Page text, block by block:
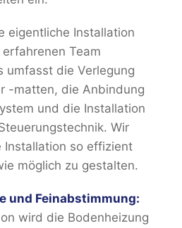
eigentliche Installation
Team
umfasst die Verlegung
-matten, die Anbindung
und die Installation
Wir
Installation so effizient
möglich zu gestalten.
und Feinabstimmung:
wird die Bodenheizung